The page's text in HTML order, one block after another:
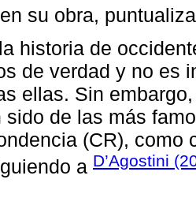
su obra,
historia de
de verdad y no es
ellas. Sin
sido de las más
(CR), como
a D’Agostini